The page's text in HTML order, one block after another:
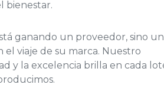
bienestar.
ganando un proveedor, sino
viaje de su marca. Nuestro
y la excelencia brilla en cada